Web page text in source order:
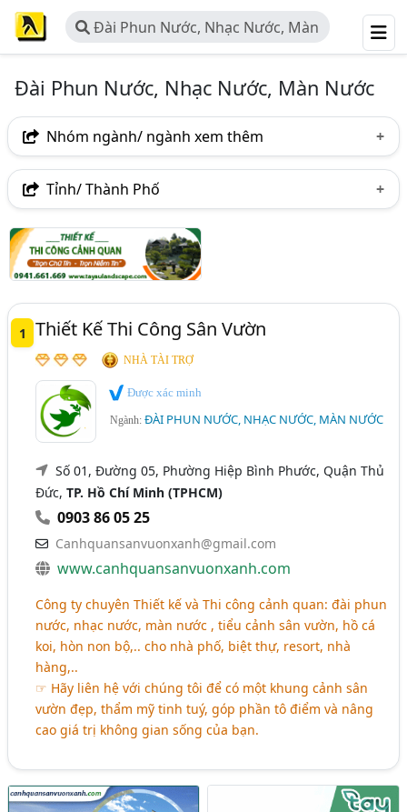
Đài Phun Nước, Nhạc Nước, Màn
Nước
Đài Phun Nước, Nhạc Nước, Màn Nước
Nhóm ngành/ ngành xem thêm
Ngành nghề
Ngành xem thêm
Lịch,.) (373)
Tưới Tự Động - Thiết Bị Và Hệ Thống (74)
Tỉnh/ Thành Phố
Hà Nội TP. Hồ Chí Minh (TPHCM)
Bình Dương
Tp. Đà Nẵng
1 Thiết Kế Thi Công Sân Vườn
NHÀ TÀI TRỢ
Được xác minh
Ngành:ĐÀI PHUN NƯỚC, NHẠC NƯỚC, MÀN NƯỚC
Số 01, Đường 05, Phường Hiệp Bình Phước, Quận Thủ
Đức,TP. Hồ Chí Minh (TPHCM)
0903 86 05 25
Canhquansanvuonxanh@gmail.com
www.canhquansanvuonxanh.com
Công ty chuyên Thiết kế và Thi công cảnh quan: đài phun
nước, nhạc nước, màn nước , tiểu cảnh sân vườn, hồ cá
koi, hòn non bộ,.. cho nhà phố, biệt thự, resort, nhà
hàng,..
☞ Hãy liên hệ với chúng tôi để có một khung cảnh sân
vườn đẹp, thẩm mỹ tinh tuý, góp phần tô điểm và nâng
cao giá trị không gian sống của bạn.